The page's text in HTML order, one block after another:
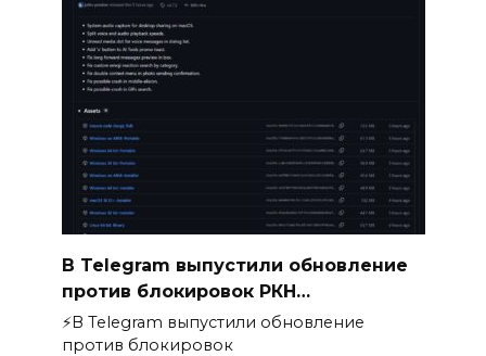
В Telegram выпустили обновление
против блокировок РКН…
⚡️В Telegram выпустили обновление
против блокировок